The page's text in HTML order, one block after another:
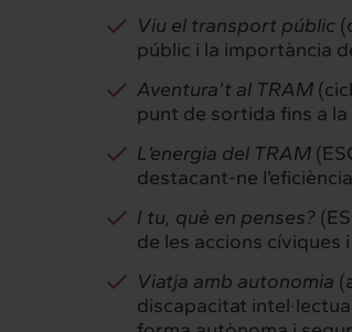
Viu el transport públic
públic i la importància
Aventura’t al TRAM
punt de sortida fins a
L’energia del TRAM
destacant-ne
I tu, què en penses?
de les accions cíviques
Viatja amb autonomia
discapacitat